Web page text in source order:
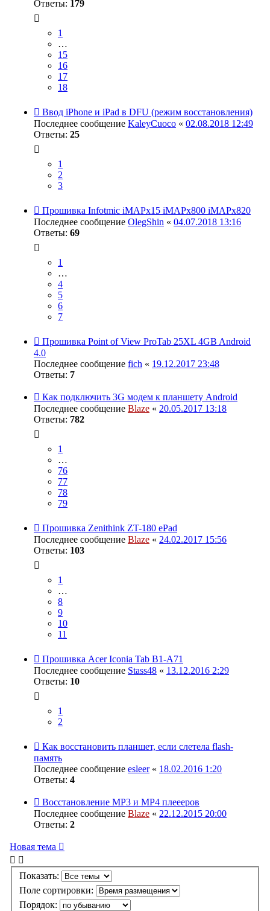
Ответы: 179
1
…
15
16
17
18
Ввод iPhone и iPad в DFU (режим восстановления)
Последнее сообщение KaleyCuoco « 02.08.2018 12:49
Ответы: 25
1
2
3
Прошивка Infotmic iMAPx15 iMAPx800 iMAPx820
Последнее сообщение OlegShin « 04.07.2018 13:16
Ответы: 69
1
…
4
5
6
7
Прошивка Point of View ProTab 25XL 4GB Android
4.0
Последнее сообщение fich « 19.12.2017 23:48
Ответы: 7
Как подключить 3G модем к планшету Android
Последнее сообщение Blaze « 20.05.2017 13:18
Ответы: 782
1
…
76
77
78
79
Прошивка Zenithink ZT-180 ePad
Последнее сообщение Blaze « 24.02.2017 15:56
Ответы: 103
1
…
8
9
10
11
Прошивка Acer Iconia Tab B1-A71
Последнее сообщение Stass48 « 13.12.2016 2:29
Ответы: 10
1
2
Как восстановить планшет, если слетела flash-
память
Последнее сообщение esleer« 18.02.2016 1:20
Ответы: 4
Восстановление MP3 и MP4 плеееров
Последнее сообщение Blaze « 22.12.2015 20:00
Ответы: 2
Новая тема
Показать:
Поле сортировки:
Порядок: